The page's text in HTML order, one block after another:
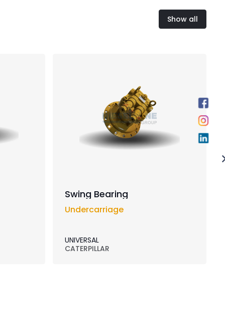
Show all
Swing Bearing
Undercarriage
UNIVERSAL
CATERPILLAR